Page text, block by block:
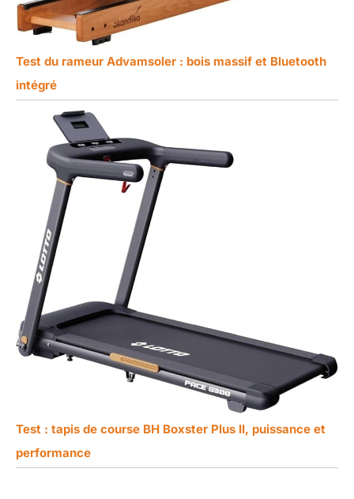
Test du rameur Advamsoler : bois massif et Bluetooth
intégré
Test : tapis de course BH Boxster Plus II, puissance et
performance